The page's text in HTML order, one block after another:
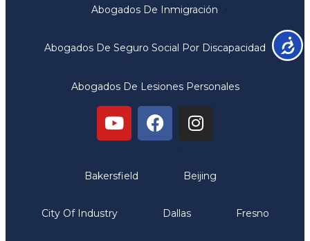
Abogados De Inmigración
Abogados De Seguro Social Por Discapacidad
Abogados De Lesiones Personales
Bakersfield Beijing
City Of Industry Dallas Fresno